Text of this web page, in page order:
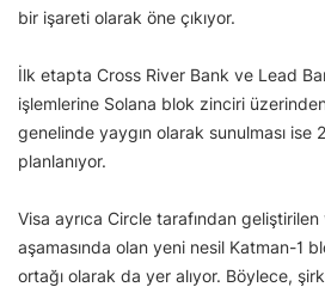
bir işareti olarak öne çıkıyor.
İlk etapta Cross River Bank ve Lead
işlemlerine Solana blok zinciri
genelinde yaygın olarak sunulması ise
planlanıyor.
Visa ayrıca Circle tarafından
aşamasında olan yeni nesil Katman-1
ortağı olarak da yer alıyor. Böylece,